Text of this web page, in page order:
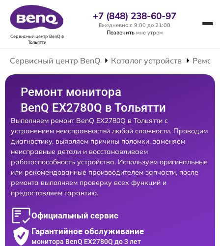
Сервисный центр BenQв
Тольятти
+7 (848) 238-60-97
Ежедневно с 9:00 до 21:00
Позвонить мне утром
Сервисный центр BenQ Каталог устройств
Ремонт монитора
BenQ EX2780Q в Тольятти
Выполняем ремонт BenQ EX2780Q в Тольятти с
устранением неисправностей любой сложности. Проводим
диагностику, выявляем причины поломки, заменяем
неисправные детали и восстанавливаем
работоспособность устройства. Используем оригинальные
или рекомендованные производителем запчасти, после
ремонта выполняем проверку всех функций и
предоставляем гарантию.
Официальный сервис
Гарантийное обслуживание
монитора BenQ EX2780Q до 3 лет